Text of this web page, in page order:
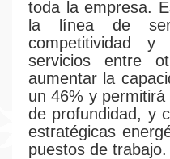
toda la empresa.
la línea de
competitividad y
servicios entre
aumentar la
un 46% y
de profundidad, y
estratégicas
puestos de trabajo.